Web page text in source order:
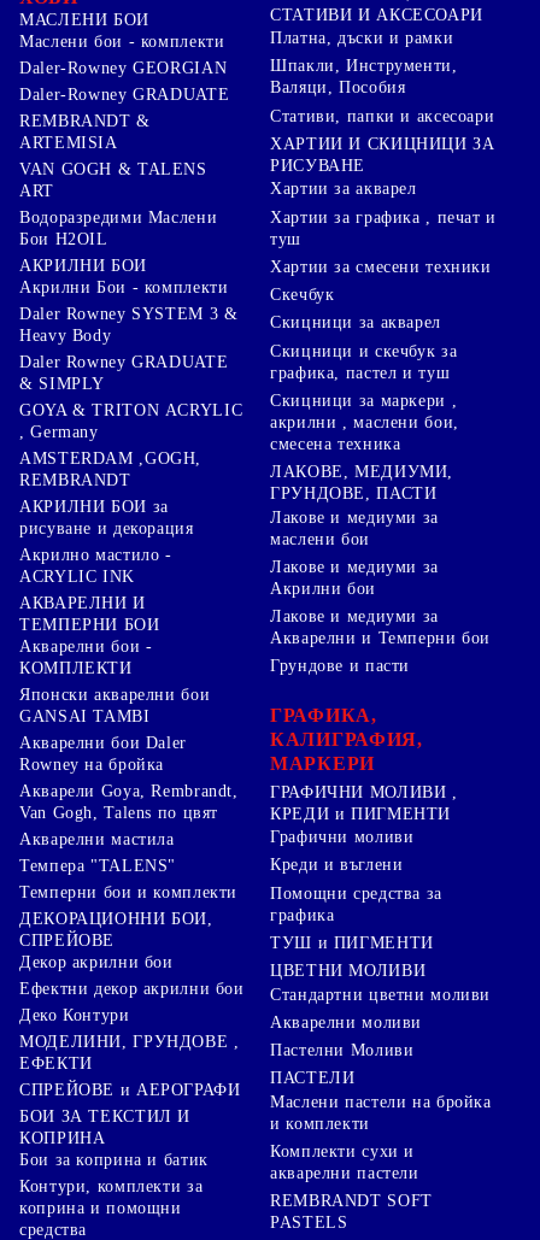
МАСЛЕНИ БОИ
Маслени бои - комплекти
Daler-Rowney GEORGIAN
Daler-Rowney GRADUATE
REMBRANDT &
ARTEMISIA
VAN GOGH & TALENS
ART
Водоразредими Маслени
Бои H2OIL
АКРИЛНИ БОИ
Акрилни Бои - комплекти
Daler Rowney SYSTEM 3 &
Heavy Body
Daler Rowney GRADUATE
& SIMPLY
GOYA & TRITON АCRYLIC
, Germany
AMSTERDAM ,GOGH,
REMBRANDT
АКРИЛНИ БОИ за
рисуване и декорация
Акрилно мастило -
ACRYLIC INK
АКВАРЕЛНИ И
ТЕМПЕРНИ БОИ
Акварелни бои -
КОМПЛЕКТИ
Японски акварелни бои
GANSAI TAMBI
Акварелни бои Daler
Rowney на бройка
Акварели Goya, Rembrandt,
Van Gogh, Talens по цвят
Акварелни мастила
Темпера "TALENS"
Темперни бои и комплекти
ДЕКОРАЦИОННИ БОИ,
СПРЕЙОВЕ
Декор акрилни бои
Ефектни декор акрилни бои
Деко Контури
МОДЕЛИНИ, ГРУНДОВЕ ,
ЕФЕКТИ
СПРЕЙОВЕ и АЕРОГРАФИ
БОИ ЗА ТЕКСТИЛ И
КОПРИНА
Бои за коприна и батик
Контури, комплекти за
коприна и помощни
средства
СТАТИВИ И АКСЕСОАРИ
Платна, дъски и рамки
Шпакли, Инструменти,
Валяци, Пособия
Стативи, папки и аксесоари
ХАРТИИ И СКИЦНИЦИ ЗА
РИСУВАНЕ
Хартии за акварел
Хартии за графика , печат и
туш
Хартии за смесени техники
Скечбук
Скицници за акварел
Скицници и скечбук за
графика, пастел и туш
Скицници за маркери ,
акрилни , маслени бои,
смесена техника
ЛАКОВЕ, МЕДИУМИ,
ГРУНДОВЕ, ПАСТИ
Лакове и медиуми за
маслени бои
Лакове и медиуми за
Акрилни бои
Лакове и медиуми за
Акварелни и Темперни бои
Грундове и пасти
ГРАФИКА,
КАЛИГРАФИЯ,
МАРКЕРИ
ГРАФИЧНИ МОЛИВИ ,
КРЕДИ и ПИГМЕНТИ
Графични моливи
Креди и въглени
Помощни средства за
графика
ТУШ и ПИГМЕНТИ
ЦВЕТНИ МОЛИВИ
Стандартни цветни моливи
Акварелни моливи
Пастелни Моливи
ПАСТЕЛИ
Маслени пастели на бройка
и комплекти
Комплекти сухи и
акварелни пастели
REMBRANDT SOFT
PASTELS